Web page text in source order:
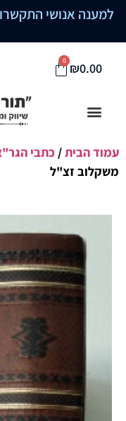
למענה אנושי התקשרו בשעות
₪0.00
0
עמוד הבית/ כתבי
משקלוב זצ"ל